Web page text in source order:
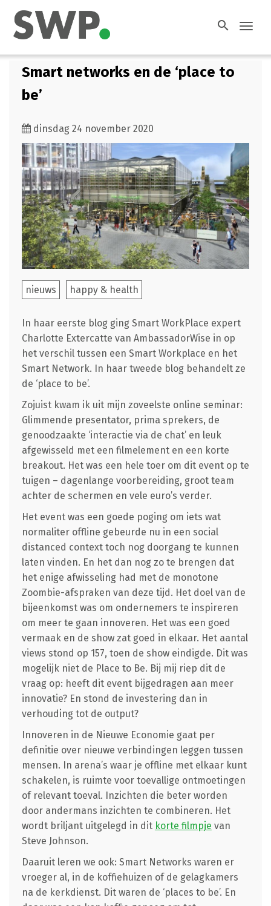
search
Smart networks en de ‘place to
be’
dinsdag 24 november 2020
nieuws happy & health
In haar eerste blog ging Smart WorkPlace expert
Charlotte Extercatte van AmbassadorWise in op
het verschil tussen een Smart Workplace en het
Smart Network. In haar tweede blog behandelt ze
de ‘place to be’.
Zojuist kwam ik uit mijn zoveelste online seminar:
Glimmende presentator, prima sprekers, de
genoodzaakte ‘interactie via de chat’ en leuk
afgewisseld met een filmelement en een korte
breakout. Het was een hele toer om dit event op te
tuigen – dagenlange voorbereiding, groot team
achter de schermen en vele euro’s verder.
Het event was een goede poging om iets wat
normaliter offline gebeurde nu in een social
distanced context toch nog doorgang te kunnen
laten vinden. En het dan nog zo te brengen dat
het enige afwisseling had met de monotone
Zoombie-afspraken van deze tijd. Het doel van de
bijeenkomst was om ondernemers te inspireren
om meer te gaan innoveren. Het was een goed
vermaak en de show zat goed in elkaar. Het aantal
views stond op 157, toen de show eindigde. Dit was
mogelijk niet de Place to Be. Bij mij riep dit de
vraag op: heeft dit event bijgedragen aan meer
innovatie? En stond de investering dan in
verhouding tot de output?
Innoveren in de Nieuwe Economie gaat per
definitie over nieuwe verbindingen leggen tussen
mensen. In arena’s waar je offline met elkaar kunt
schakelen, is ruimte voor toevallige ontmoetingen
of relevant toeval. Inzichten die beter worden
door andermans inzichten te combineren. Het
wordt briljant uitgelegd in dit korte filmpje van
Steve Johnson.
Daaruit leren we ook: Smart Networks waren er
vroeger al, in de koffiehuizen of de gelagkamers
na de kerkdienst. Dit waren de ‘places to be’. En